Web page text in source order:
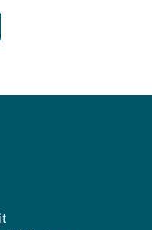
IMPROPRIO DEI
Venezia in Salute 2018